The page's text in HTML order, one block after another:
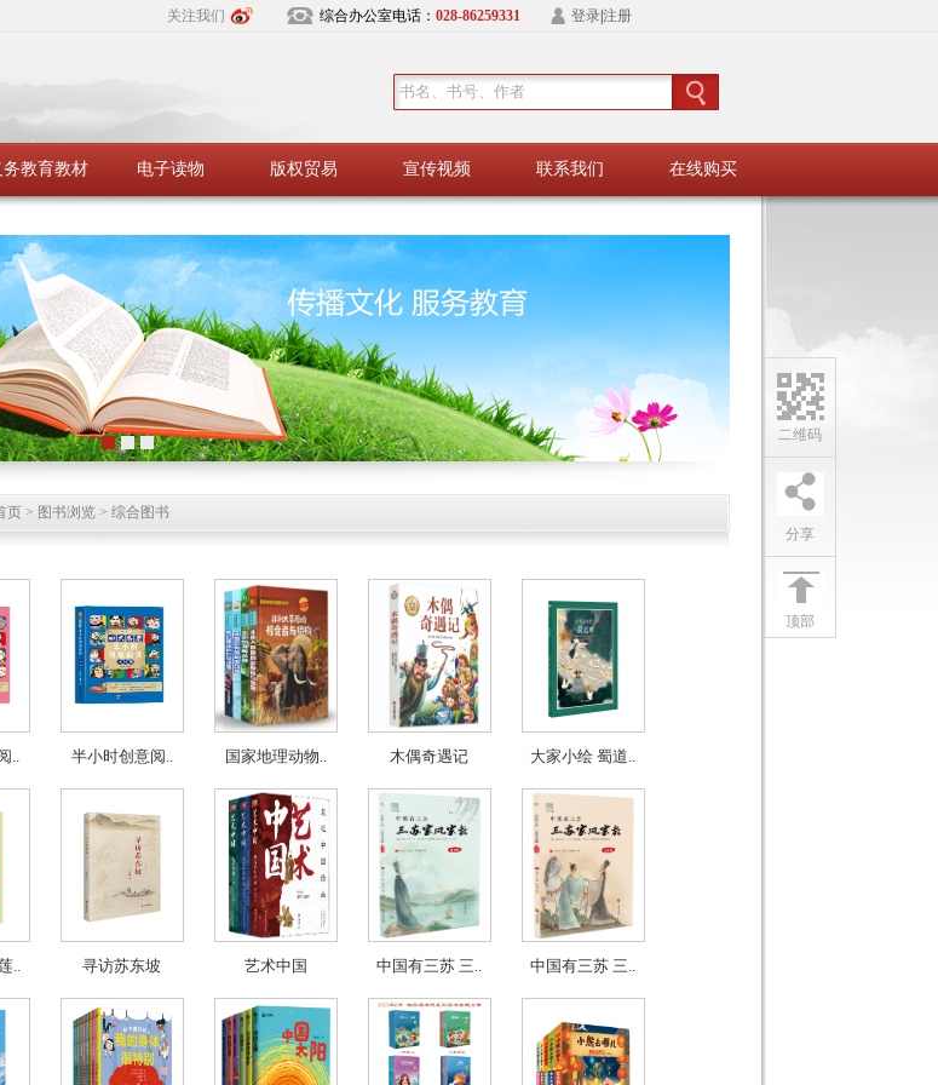
关注我们 综合办公室电话： 028-86259331 登录|注册
务教育教材 电子读物 版权贸易 宣传视频 联系我们 在线购买
页 > 图书浏览 > 综合图书
.. 半小时创意阅.. 国家地理动物.. 木偶奇遇记 大家小绘 蜀道..
.. 寻访苏东坡 艺术中国 中国有三苏 三.. 中国有三苏 三..
二维码
分享
顶部